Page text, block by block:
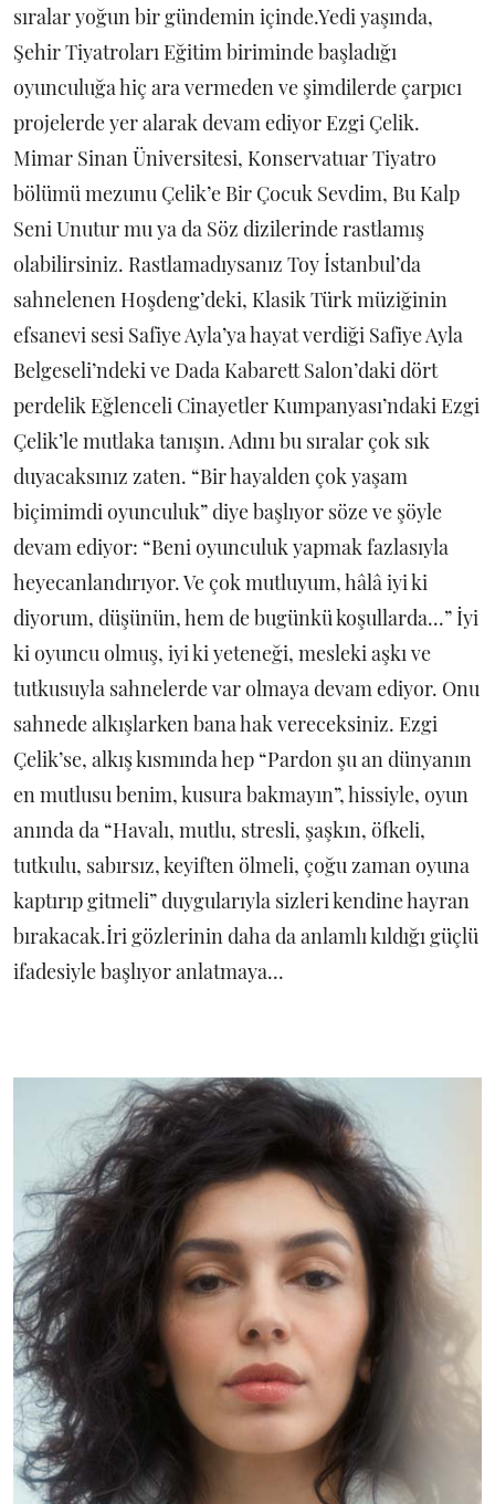
sıralar yoğun bir gündemin içinde.Yedi yaşında,
Şehir Tiyatroları Eğitim biriminde başladığı
oyunculuğa hiç ara vermeden ve şimdilerde çarpıcı
projelerde yer alarak devam ediyor Ezgi Çelik.
Mimar Sinan Üniversitesi, Konservatuar Tiyatro
bölümü mezunu Çelik’e Bir Çocuk Sevdim, Bu Kalp
Seni Unutur mu ya da Söz dizilerinde rastlamış
olabilirsiniz. Rastlamadıysanız Toy İstanbul’da
sahnelenen Hoşdeng’deki, Klasik Türk müziğinin
efsanevi sesi Safiye Ayla’ya hayat verdiği Safiye Ayla
Belgeseli’ndeki ve Dada Kabarett Salon’daki dört
perdelik Eğlenceli Cinayetler Kumpanyası’ndaki Ezgi
Çelik’le mutlaka tanışın. Adını bu sıralar çok sık
duyacaksınız zaten. “Bir hayalden çok yaşam
biçimimdi oyunculuk” diye başlıyor söze ve şöyle
devam ediyor: “Beni oyunculuk yapmak fazlasıyla
heyecanlandırıyor. Ve çok mutluyum, hâlâ iyi ki
diyorum, düşünün, hem de bugünkü koşullarda...” İyi
ki oyuncu olmuş, iyi ki yeteneği, mesleki aşkı ve
tutkusuyla sahnelerde var olmaya devam ediyor. Onu
sahnede alkışlarken bana hak vereceksiniz. Ezgi
Çelik’se, alkış kısmında hep “Pardon şu an dünyanın
en mutlusu benim, kusura bakmayın”, hissiyle, oyun
anında da “Havalı, mutlu, stresli, şaşkın, öfkeli,
tutkulu, sabırsız, keyiften ölmeli, çoğu zaman oyuna
kaptırıp gitmeli” duygularıyla sizleri kendine hayran
bırakacak.İri gözlerinin daha da anlamlı kıldığı güçlü
ifadesiyle başlıyor anlatmaya...